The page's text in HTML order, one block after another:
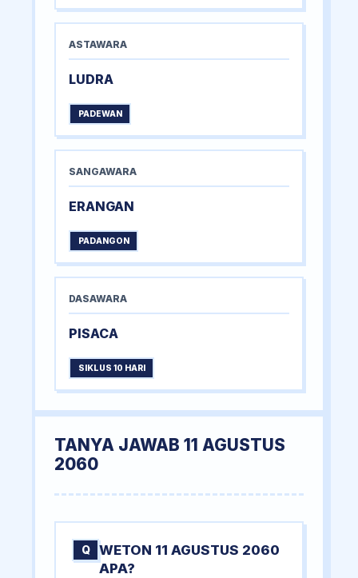
ASTAWARA
LUDRA
PADEWAN
SANGAWARA
ERANGAN
PADANGON
DASAWARA
PISACA
SIKLUS 10 HARI
TANYA JAWAB 11 AGUSTUS
2060
Q
WETON 11 AGUSTUS 2060
APA?